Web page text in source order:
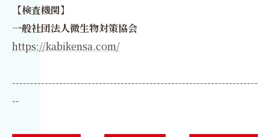
【検査機関】
一般社団法人微生物対策協会
https://kabikensa.com/
--------------------------------------------------------------------
--